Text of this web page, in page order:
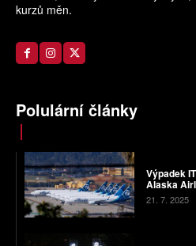
kurzů měn.
Polulární články
Výpadek
Alaska
21. 7. 2025